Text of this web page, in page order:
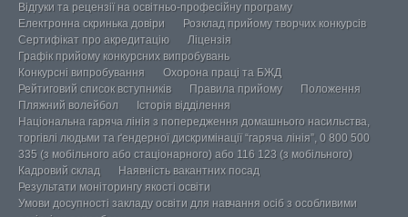
Відгуки та рецензії на освітньо-професійну програму
Електронна скринька довіри
Розклад прийому творчих конкурсів
Сертифікат про акредитацію
Ліцензія
Графік прийому конкурсних випробувань
Конкурсні випробування
Охорона праці та БЖД
Рейтиговий список вступників
Правила прийому
Положення
Пляжний волейбол
Історія відділення
Національна гаряча лінія з попередження домашнього насильства,
торгівлі людьми та ґендерної дискримінації “гаряча лінія”, 0 800 500
335 (з мобільного або стаціонарного) або 116 123 (з мобільного)
Кадровий склад
Наявність вакантних посад
Результати моніторингу якості освіти
Умови досупності закладу освіти для навчання осіб з особливими